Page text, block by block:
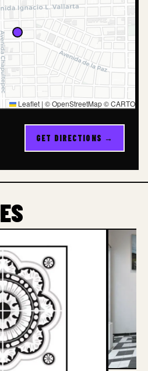
Leaflet | © OpenStreetMap © CARTO
GET DIRECTIONS →